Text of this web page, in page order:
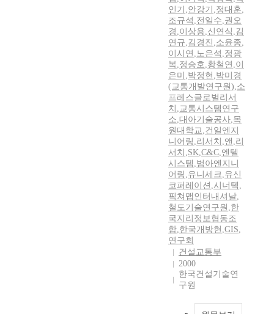
인기 ,안강기 ,정대훈,
조규석 ,전일수,권오
경 ,이상용,신연식 ,김
연규,김경진 ,소윤종,
이시연 ,노은석 ,정광
복,정승호,황철연 ,이
은미 ,박정현 ,박미경
(교통개발연구원),소
프레스글로벌리서
치 ,교통시스템연구
소,대아기술공사,목
원대학교,건일엔지
니어링 ,리서치 ,앤 ,리
서치 ,SK,C&C,엔텔
시스템 ,범아엔지니
어링 ,유니세크,유신
코퍼레이션 ,시너텍 ,
픽쳐맵인터내셔날,
철도기술연구원 ,한
국지리정보협동조
합,한국개방현 ,GIS,
연구회
건설교통부
2000
한국건설기술연
구원